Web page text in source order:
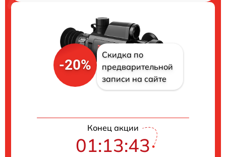
-20%
Скидка по
предварительной
записи на сайте
Конец акции
01:13:42